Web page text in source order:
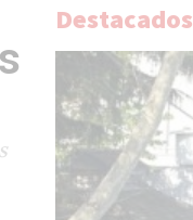
Destacados